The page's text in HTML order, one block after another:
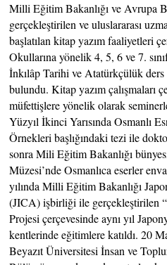
Milli Eğitim Bakanlığı ve Avrupa
gerçekleştirilen ve uluslararası
başlatılan kitap yazım faaliyetleri
Okullarına yönelik 4, 5, 6 ve 7.
İnkılâp Tarihi ve Atatürkçülük
bulundu. Kitap yazım çalışmaları
müfettişlere yönelik olarak
Yüzyıl İkinci Yarısında Osmanlı
Örnekleri başlığındaki tezi ile
sonra Mili Eğitim Bakanlığı
Müzesi’nde Osmanlıca eserler
yılında Milli Eğitim Bakanlığı
(JICA) işbirliği ile gerçekleştirilen
Projesi çerçevesinde aynı yıl
kentlerinde eğitimlere katıldı. 20
Beyazıt Üniversitesi İnsan ve